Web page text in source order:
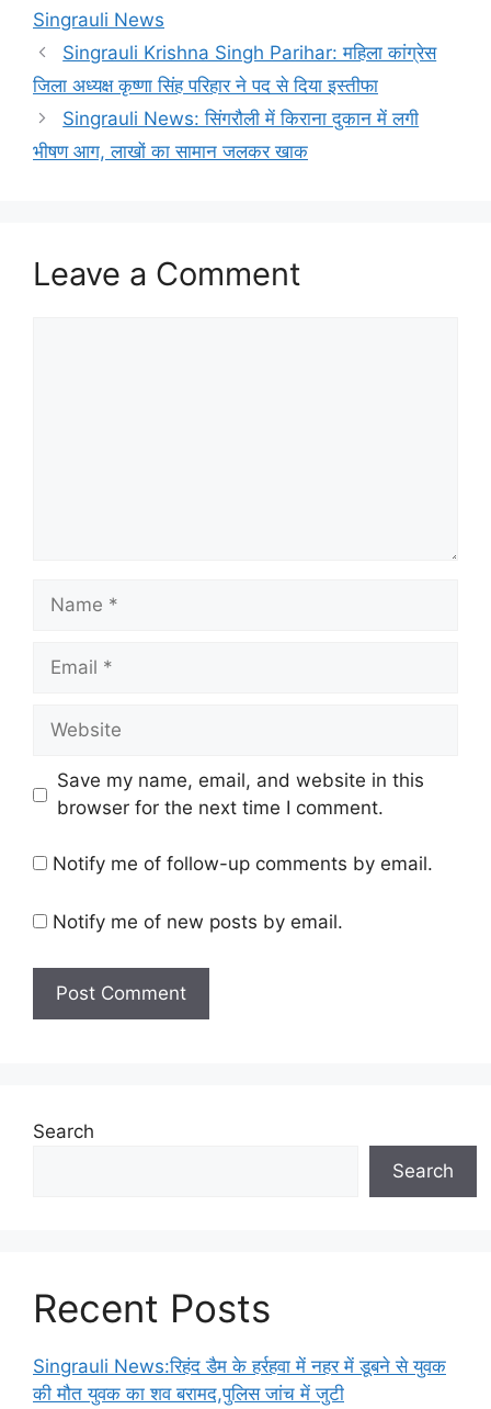
Singrauli News
Singrauli Krishna Singh Parihar: महिला कांग्रेस
जिला अध्यक्ष कृष्णा सिंह परिहार ने पद से दिया इस्तीफा
Singrauli News: सिंगरौली में किराना दुकान में लगी
भीषण आग, लाखों का सामान जलकर खाक
Leave a Comment
Name
Email
Website
Save my name, email, and website in this
browser for the next time I comment.
Notify me of follow-up comments by email.
Notify me of new posts by email.
Search
Search
Recent Posts
Singrauli News:रिहंद डैम के हर्रहवा में नहर में डूबने से युवक
की मौत युवक का शव बरामद,पुलिस जांच में जुटी